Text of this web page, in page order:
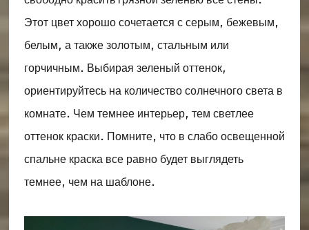
Этот цвет хорошо сочетается с серым, бежевым,
белым, а также золотым, стальным или
горчичным. Выбирая зеленый оттенок,
ориентируйтесь на количество солнечного света в
комнате. Чем темнее интерьер, тем светлее
оттенок краски. Помните, что в слабо освещенной
спальне краска все равно будет выглядеть
темнее, чем на шаблоне.